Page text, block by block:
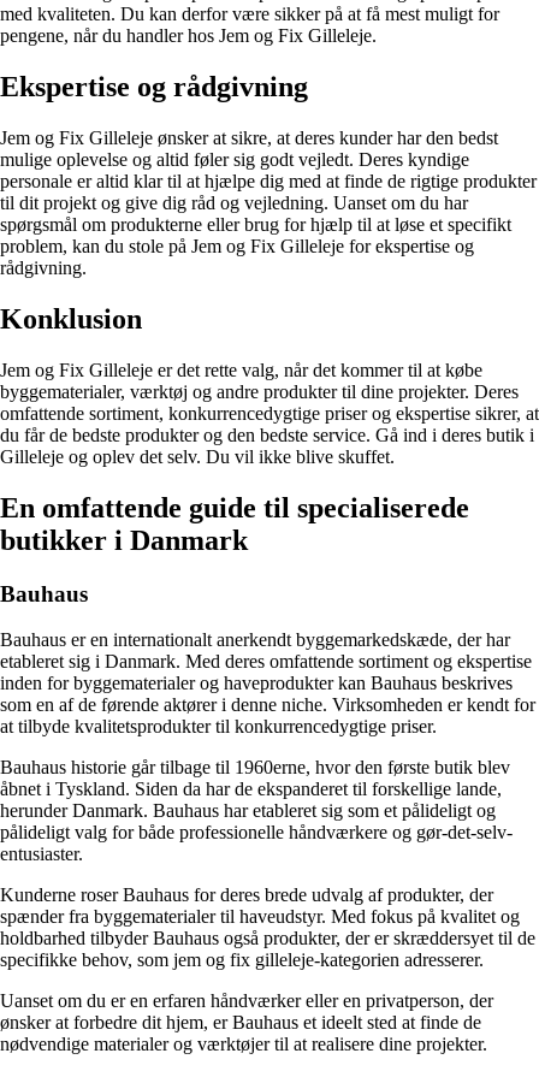
med kvaliteten. Du kan derfor være sikker på at få mest muligt for
pengene, når du handler hos Jem og Fix Gilleleje.
Ekspertise og rådgivning
Jem og Fix Gilleleje ønsker at sikre, at deres kunder har den bedst
mulige oplevelse og altid føler sig godt vejledt. Deres kyndige
personale er altid klar til at hjælpe dig med at finde de rigtige produkter
til dit projekt og give dig råd og vejledning. Uanset om du har
spørgsmål om produkterne eller brug for hjælp til at løse et specifikt
problem, kan du stole på Jem og Fix Gilleleje for ekspertise og
rådgivning.
Konklusion
Jem og Fix Gilleleje er det rette valg, når det kommer til at købe
byggematerialer, værktøj og andre produkter til dine projekter. Deres
omfattende sortiment, konkurrencedygtige priser og ekspertise sikrer, at
du får de bedste produkter og den bedste service. Gå ind i deres butik i
Gilleleje og oplev det selv. Du vil ikke blive skuffet.
En omfattende guide til specialiserede
butikker i Danmark
Bauhaus
Bauhaus er en internationalt anerkendt byggemarkedskæde, der har
etableret sig i Danmark. Med deres omfattende sortiment og ekspertise
inden for byggematerialer og haveprodukter kan Bauhaus beskrives
som en af de førende aktører i denne niche. Virksomheden er kendt for
at tilbyde kvalitetsprodukter til konkurrencedygtige priser.
Bauhaus historie går tilbage til 1960erne, hvor den første butik blev
åbnet i Tyskland. Siden da har de ekspanderet til forskellige lande,
herunder Danmark. Bauhaus har etableret sig som et pålideligt og
pålideligt valg for både professionelle håndværkere og gør-det-selv-
entusiaster.
Kunderne roser Bauhaus for deres brede udvalg af produkter, der
spænder fra byggematerialer til haveudstyr. Med fokus på kvalitet og
holdbarhed tilbyder Bauhaus også produkter, der er skræddersyet til de
specifikke behov, som jem og fix gilleleje-kategorien adresserer.
Uanset om du er en erfaren håndværker eller en privatperson, der
ønsker at forbedre dit hjem, er Bauhaus et ideelt sted at finde de
nødvendige materialer og værktøjer til at realisere dine projekter.